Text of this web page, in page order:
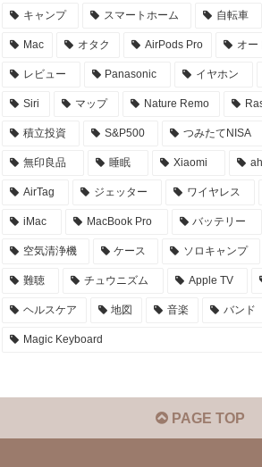
キャンプ スマートホーム 自転車
Mac オタク AirPods Pro オー
レビュー Panasonic イヤホン
Siri マップ Nature Remo
積立投資 S&P500 つみたてNISA
無印良品 睡眠 Xiaomi
AirTag ジェッター ワイヤレス
iMac MacBook Pro バッテリー
空気清浄機 ケース ソロキャンプ
難聴 チュウニズム Apple TV
ヘルスケア 地図 音楽 バンド
Magic Keyboard
PAGE TOP